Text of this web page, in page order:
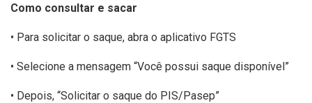
Como consultar e sacar
• Para solicitar o saque, abra o aplicativo FGTS
• Selecione a mensagem “Você possui saque disponível”
• Depois, “Solicitar o saque do PIS/Pasep”